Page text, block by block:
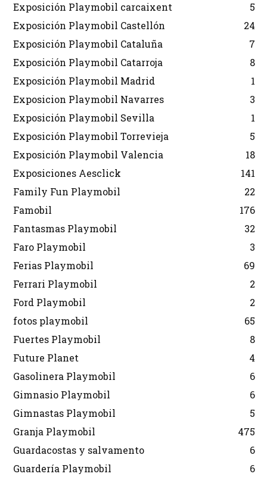
Exposición Playmobil carcaixent
5
Exposición Playmobil Castellón
24
Exposición Playmobil Cataluña
7
Exposición Playmobil Catarroja
8
Exposición Playmobil Madrid
1
Exposicion Playmobil Navarres
3
Exposición Playmobil Sevilla
1
Exposición Playmobil Torrevieja
5
Exposición Playmobil Valencia
18
Exposiciones Aesclick
141
Family Fun Playmobil
22
Famobil
176
Fantasmas Playmobil
32
Faro Playmobil
3
Ferias Playmobil
69
Ferrari Playmobil
2
Ford Playmobil
2
fotos playmobil
65
Fuertes Playmobil
8
Future Planet
4
Gasolinera Playmobil
6
Gimnasio Playmobil
6
Gimnastas Playmobil
5
Granja Playmobil
475
Guardacostas y salvamento
6
Guardería Playmobil
6